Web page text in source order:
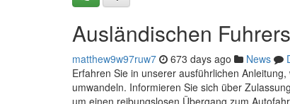
Ausländischen
matthew9w97ruw7 673 days ago News
Erfahren Sie in unserer ausführlichen
umwandeln. Informieren Sie sich über
um einen reibungslosen Übergang zum